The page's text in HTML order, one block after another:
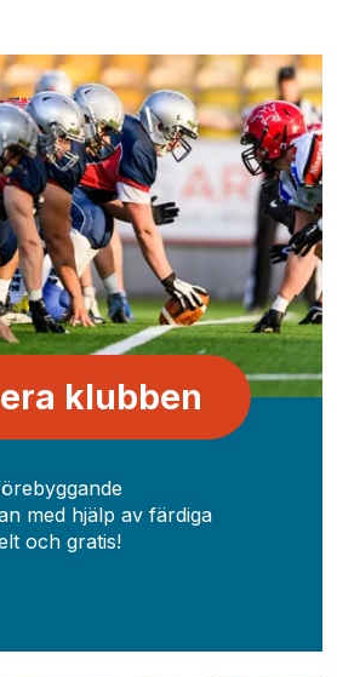
med hjälp av färdiga
och gratis!
klubben